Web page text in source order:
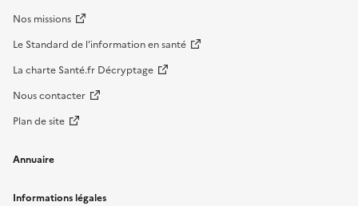
Nos missions
Le Standard de l’information en santé
La charte Santé.fr Décryptage
Nous contacter
Plan de site
Annuaire
Informations légales